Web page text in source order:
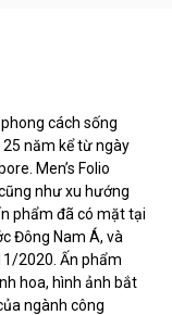
cách sống
25 năm kể từ ngày
Men’s Folio
như xu hướng
phẩm đã có mặt tại
Đông Nam Á, và
2020. Ấn phẩm
hoa, hình ảnh bắt
ngành công